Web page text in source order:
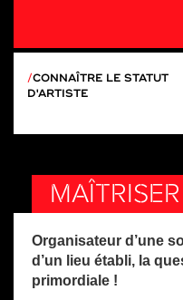
CONNAÎTRE LE STATUT
D'ARTISTE
Organisateur d’une
d’un lieu établi, la
primordiale !